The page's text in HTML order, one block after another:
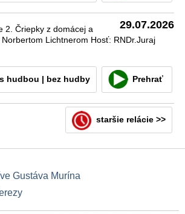
29.07.2026
2. Čriepky z domácej a
Lichtnerom Hosť: RNDr.Juraj
s hudbou | bez hudby Prehrať
staršie relácie >>
Gustáva Murína